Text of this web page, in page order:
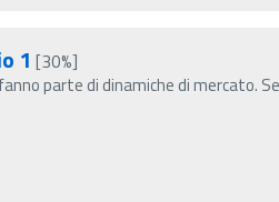
1[30%]
parte di dinamiche di mercato.